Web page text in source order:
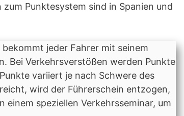
Punktesystem sind in Spanien und
bekommt jeder Fahrer mit seinem
Bei Verkehrsverstößen werden Punkte
variiert je nach Schwere des
wird der Führerschein entzogen,
speziellen Verkehrsseminar, um